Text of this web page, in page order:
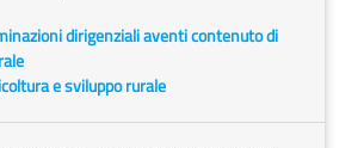
dirigenziali aventi contenuto di
e sviluppo rurale